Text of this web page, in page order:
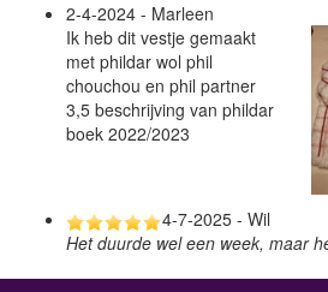
2-4-2024 - Marleen
Ik heb dit vestje gemaakt
met phildar wol phil
chouchou en phil partner
3,5 beschrijving van phildar
boek 2022/2023
4-7-2025 - Wil
Het duurde wel een week, maar